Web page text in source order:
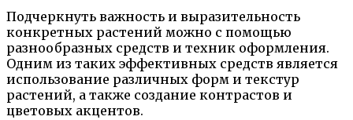
Подчеркнуть важность и выразительность
конкретных растений можно с помощью
разнообразных средств и техник оформления.
Одним из таких эффективных средств является
использование различных форм и текстур
растений, а также создание контрастов и
цветовых акцентов.